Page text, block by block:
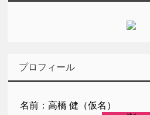
プロフィール
名前：高橋 健（仮名）